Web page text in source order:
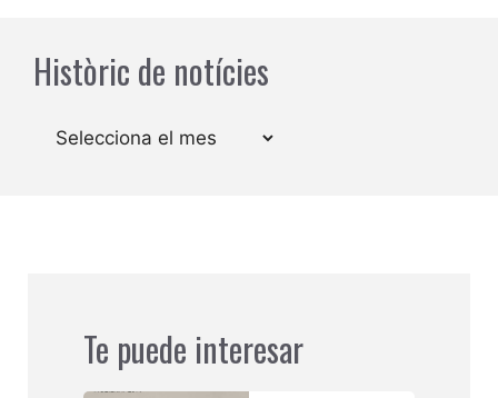
Històric de notícies
Arxius
Te puede interesar